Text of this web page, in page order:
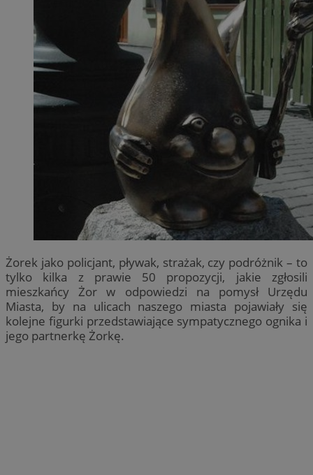
Żorek jako policjant, pływak, strażak, czy podróżnik – to
tylko kilka z prawie 50 propozycji, jakie zgłosili
mieszkańcy Żor w odpowiedzi na pomysł Urzędu
Miasta, by na ulicach naszego miasta pojawiały się
kolejne figurki przedstawiające sympatycznego ognika i
jego partnerkę Żorkę.